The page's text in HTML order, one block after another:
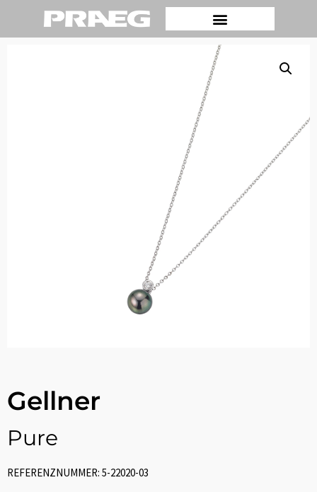
Gellner
Pure
REFERENZNUMMER: 5-22020-03